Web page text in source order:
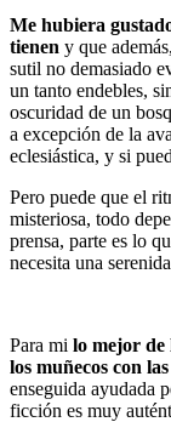
Me hubiera
tienen y que
sutil no demasiado
un tanto endebles,
oscuridad de un
a excepción de la
eclesiástica, y si
Pero puede que el
misteriosa, todo
prensa, parte es lo
necesita una
Para mi lo mejor de
los muñecos con
enseguida ayudada
ficción es muy